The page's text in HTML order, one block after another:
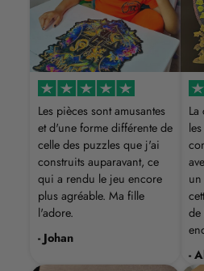
Les pièces sont amusantes
et d'une forme différente de
celle des puzzles que j'ai
construits auparavant, ce
qui a rendu le jeu encore
plus agréable. Ma fille
l'adore.
- Johan
de
-